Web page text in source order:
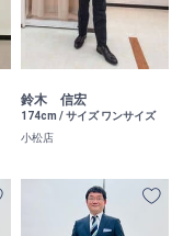
鈴木 信宏
174cm / サイズ ワンサイズ
小松店